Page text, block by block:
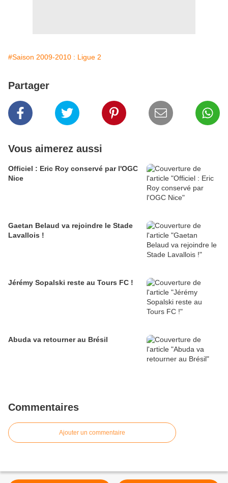
#Saison 2009-2010 : Ligue 2
Partager
Vous aimerez aussi
Officiel : Eric Roy conservé par l'OGC
Nice
Gaetan Belaud va rejoindre le Stade
Lavallois !
Jérémy Sopalski reste au Tours FC !
Abuda va retourner au Brésil
Commentaires
Ajouter un commentaire